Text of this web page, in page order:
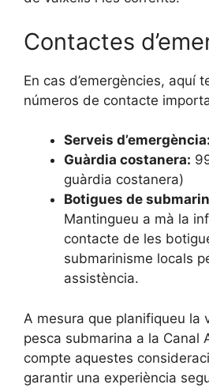
Contactes
En cas d’emergències, aquí
números de contacte
Serveis d’emergència:
Guàrdia costanera:
guàrdia costanera)
Botigues de
Mantingueu a mà la
contacte de les
submarinisme locals
assistència.
A mesura que planifiqueu la
pesca submarina a la Canal
compte aquestes
garantir una experiència